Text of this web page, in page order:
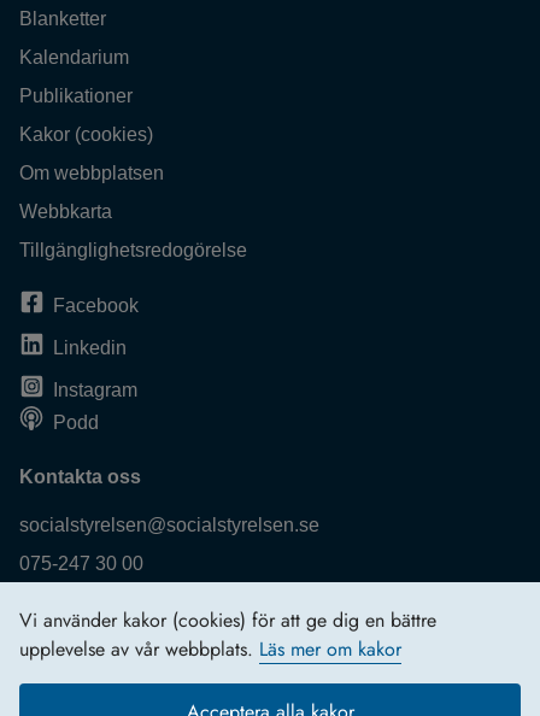
Vi använder kakor (cookies) för att ge dig en bättre
upplevelse av vår webbplats. Läs mer om kakor
Blanketter
Kalendarium
Publikationer
Kakor (cookies)
Om webbplatsen
Webbkarta
Tillgänglighetsredogörelse
Facebook
Linkedin
Instagram
Podd
Kontakta oss
socialstyrelsen@socialstyrelsen.se
075-247 30 00
Logga in
Behandling av personuppgifter